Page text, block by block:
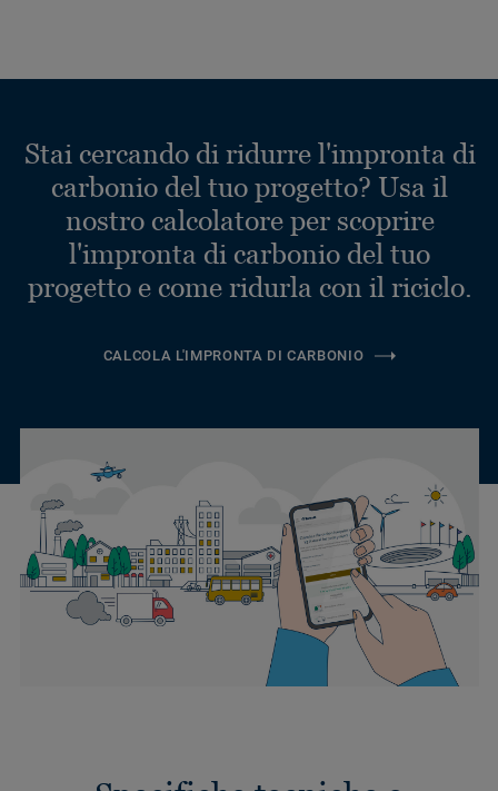
Stai cercando di ridurre l'impronta di
carbonio del tuo progetto? Usa il
nostro calcolatore per scoprire
l'impronta di carbonio del tuo
progetto e come ridurla con il riciclo.
CALCOLA L'IMPRONTA DI CARBONIO